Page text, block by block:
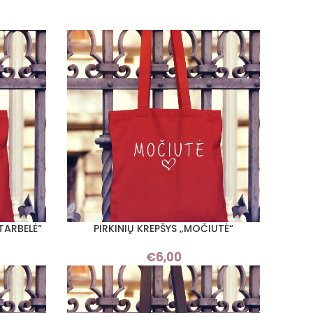
PASIRINKTI SAVYBES
PIRKINIŲ KREPŠYS „MOČIUTĖ“
€6,00